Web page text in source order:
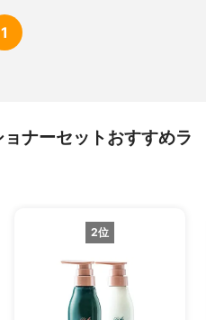
1
ナーセットおすすめラ
2位